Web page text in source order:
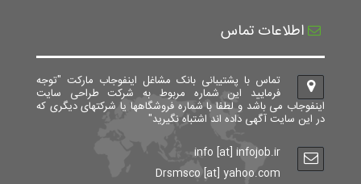
اطلاعات تماس
تماس با پشتیبانی بانک مشاغل اینفوجاب مارکت "توجه
فرمایید این شماره مربوط به شرکت طراحی سایت
اینفوجاب می باشد و لطفا با شماره فروشگاهها یا شرکتهای دیگری که
در این سایت آگهی داده اند اشتباه نگیرید"
info [at] infojob.ir
Drsmsco [at] yahoo.com